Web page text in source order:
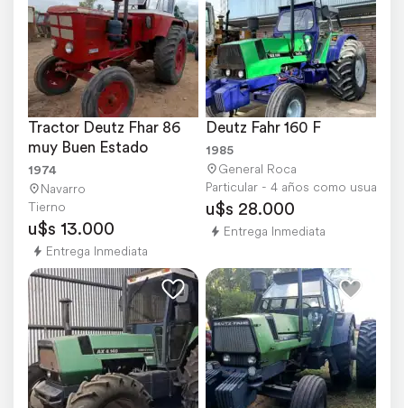
Tractor Deutz Fhar 86
muy Buen Estado
1974
Navarro
Tierno
u$s 13.000
Entrega Inmediata
Deutz Fahr 160 F
1985
General Roca
Particular - 4 años como usuario
u$s 28.000
Entrega Inmediata